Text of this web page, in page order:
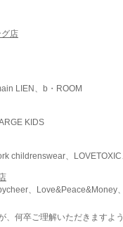
店
LIEN、b・ROOM
KIDS
childrenswear、
、Love&Peace&Money
何卒ご理解いただきますよ